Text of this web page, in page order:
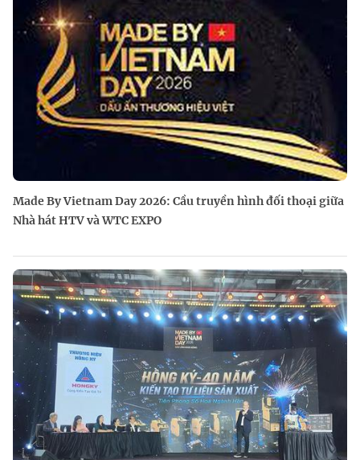
Made By Vietnam Day 2026: Cầu truyền hình đối thoại giữa
Nhà hát HTV và WTC EXPO